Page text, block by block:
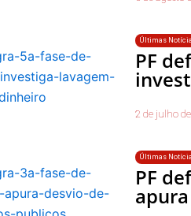
Últimas
PF
2 de julho
Últimas
PF